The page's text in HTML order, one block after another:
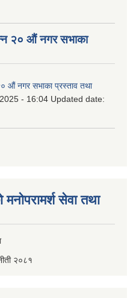
२० औं नगर सभाका
औं नगर सभाका प्रस्ताव तथा
- 16:04 Updated date:
मनोपरामर्श सेवा तथा
२०८१